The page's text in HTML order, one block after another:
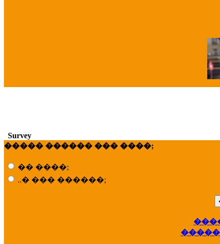
Survey
����� ������ ��� ����;
�� ����;
..� ��� ������;